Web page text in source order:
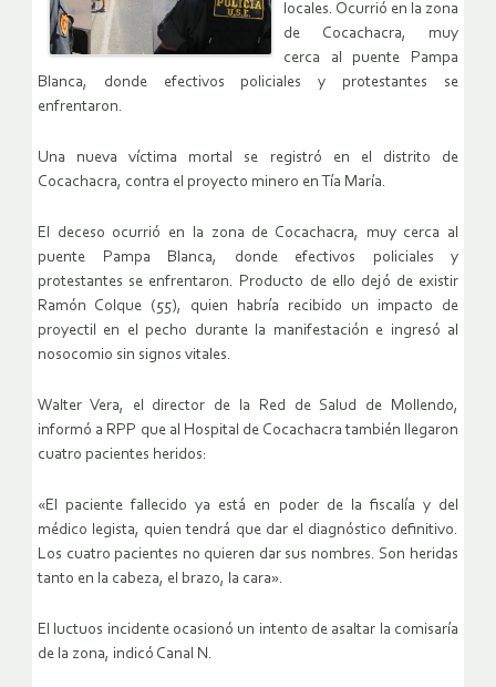
locales. Ocurrió en la zona
de Cocachacra, muy
cerca al puente Pampa
Blanca, donde efectivos policiales y protestantes se
enfrentaron.
Una nueva víctima mortal se registró en el distrito de
Cocachacra, contra el proyecto minero en Tía María.
El deceso ocurrió en la zona de Cocachacra, muy cerca al
puente Pampa Blanca, donde efectivos policiales y
protestantes se enfrentaron. Producto de ello dejó de existir
Ramón Colque (55), quien habría recibido un impacto de
proyectil en el pecho durante la manifestación e ingresó al
nosocomio sin signos vitales.
Walter Vera, el director de la Red de Salud de Mollendo,
informó a RPP que al Hospital de Cocachacra también llegaron
cuatro pacientes heridos:
«El paciente fallecido ya está en poder de la fiscalía y del
médico legista, quien tendrá que dar el diagnóstico definitivo.
Los cuatro pacientes no quieren dar sus nombres. Son heridas
tanto en la cabeza, el brazo, la cara».
El luctuos incidente ocasionó un intento de asaltar la comisaría
de la zona, indicó Canal N.